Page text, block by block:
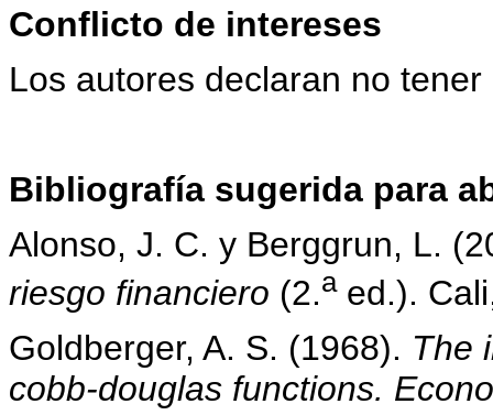
Conflicto de intereses
Los autores declaran no
Bibliografía sugerida para
Alonso, J. C. y Berggrun, L.
riesgo financiero (2.aed.).
Goldberger, A. S. (1968). The
cobb-douglas functions.